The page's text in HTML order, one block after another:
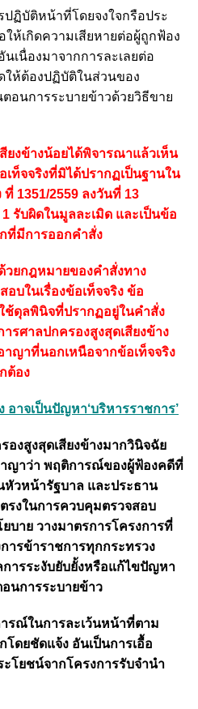
ปฏิบัติหน้าที่โดยจงใจกรือประ
ให้เกิดความเสียหายต่อผู้ถูกฟ้อง
เนื่องมาจากการละเลยต่อ
ห้ต้องปฏิบัติในส่วนของ
อนการระบายข้าวด้วยวิธีขาย
ยงข้างน้อยได้พิจารณาแล้วเห็น
เท็จจริงที่มิได้ปรากฏเป็นฐานใน
1351/2559 ลงวันที่ 13
รับผิดในมูลละเมิด และเป็นข้อ
ที่มีการออกคำสั่ง
ยกฎหมายของคำสั่งทาง
บในเรื่องข้อเท็จจริง ข้อ
ช้ดุลพินิจที่ปรากฏอยู่ในคำสั่ง
รศาลปกครองสูงสุดเสียงข้าง
าญาที่นอกเหนือจากข้อเท็จจริง
ต้อง
อาจเป็นปัญหา‘บริหารราชการ’
งสูงสุดเสียงข้างมากวินิจฉัย
าญาว่า พฤติการณ์ของผู้ฟ้องคดีที่
หัวหน้ารัฐบาล และประธาน
รงในการควบคุมตรวจสอบ
บาย วางมาตรการโครงการที่
ารข้าราชการทุกกระทรวง
ารระงับยับยั้งหรือแก้ไขปัญหา
นการระบายข้าว
รณ์ในการละเว้นหน้าที่ตาม
ดยชัดแจ้ง อันเป็นการเอื้อ
โยชน์จากโครงการรับจำนำ